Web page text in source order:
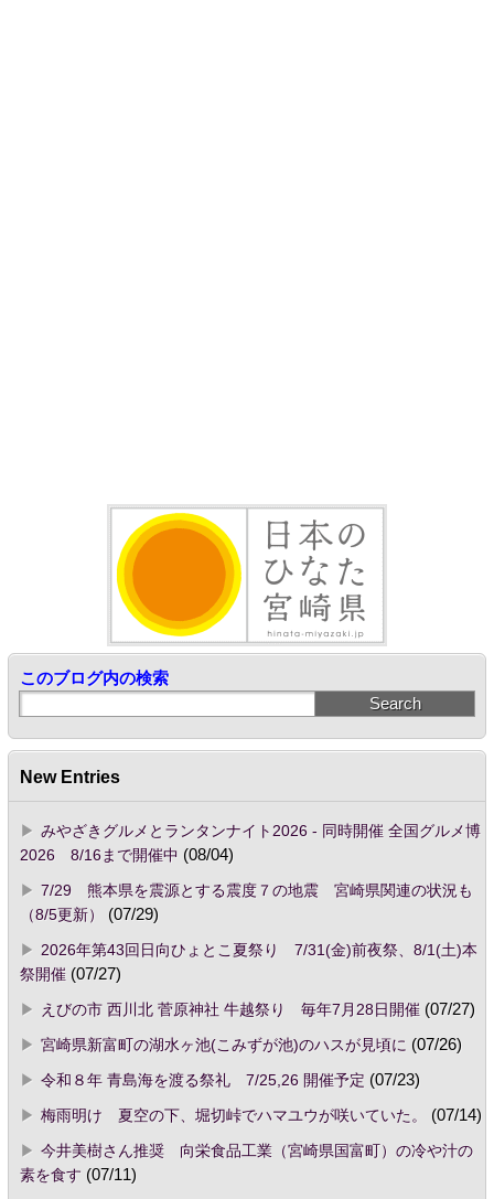
このブログ内の検索
New Entries
みやざきグルメとランタンナイト2026 - 同時開催 全国グルメ博
2026 8/16まで開催中 (08/04)
7/29 熊本県を震源とする震度７の地震 宮崎県関連の状況も
（8/5更新）
(07/29)
2026年第43回日向ひょとこ夏祭り 7/31(金)前夜祭、8/1(土)本
祭開催(07/27)
えびの市 西川北 菅原神社 牛越祭り 毎年7月28日開催(07/27)
宮崎県新富町の湖水ヶ池(こみずが池)のハスが見頃に (07/26)
令和８年 青島海を渡る祭礼 7/25,26 開催予定 (07/23)
梅雨明け 夏空の下、堀切峠でハマユウが咲いていた。
(07/14)
今井美樹さん推奨 向栄食品工業（宮崎県国富町）の冷や汁の
素を食す (07/11)